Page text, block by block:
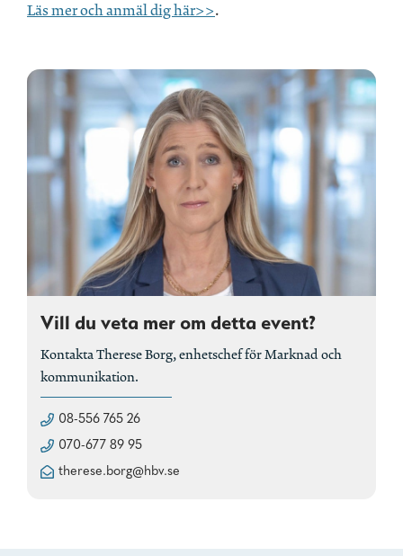
Läs mer och anmäl dig här>>.
Vill du veta mer om detta event?
Kontakta Therese Borg, enhetschef för Marknad och
kommunikation.
08-556 765 26
070-677 89 95
therese.borg@hbv.se